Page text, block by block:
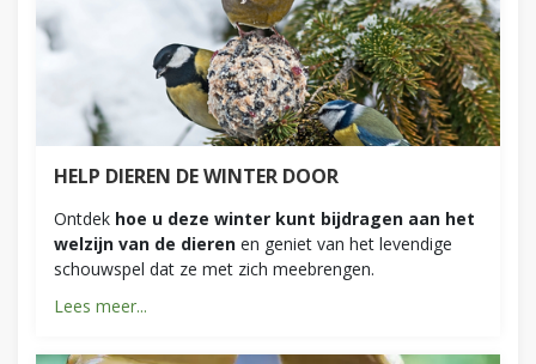
HELP DIEREN DE WINTER DOOR
Ontdek hoe u deze winter kunt bijdragen aan het
welzijn van de dieren en geniet van het levendige
schouwspel dat ze met zich meebrengen.
Lees meer...